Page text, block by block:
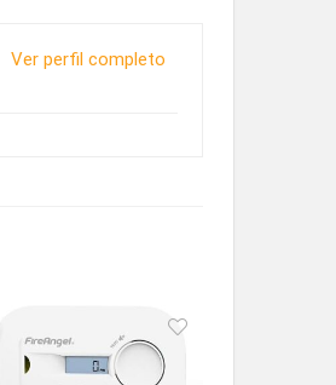
Ver perfil completo